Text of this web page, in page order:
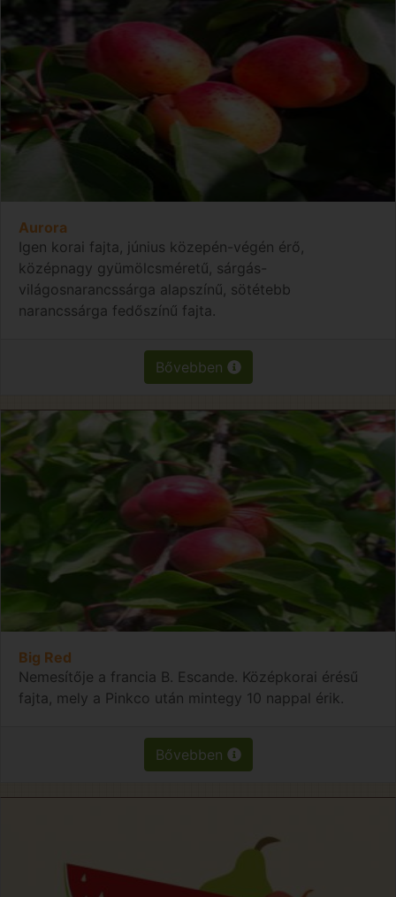
Aurora
Igen korai fajta, június közepén-végén érő,
középnagy gyümölcsméretű, sárgás-
világosnarancssárga alapszínű, sötétebb
narancssárga fedőszínű fajta.
Bővebben
Big Red
Nemesítője a francia B. Escande. Középkorai érésű
fajta, mely a Pinkco után mintegy 10 nappal érik.
Bővebben